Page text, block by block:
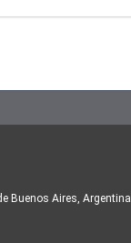
Buenos Aires, Argentina